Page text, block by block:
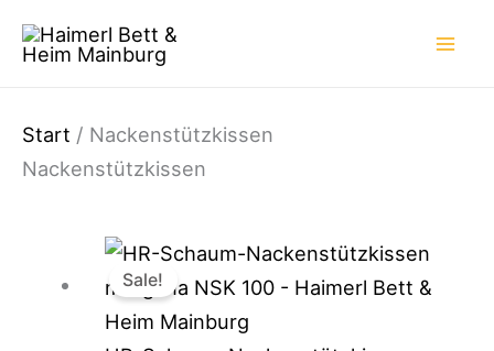
Inhalt
Start / Nackenstützkissen
Nackenstützkissen
Sale!
Ursprünglicher
Preis
war:
Aktueller
Preis